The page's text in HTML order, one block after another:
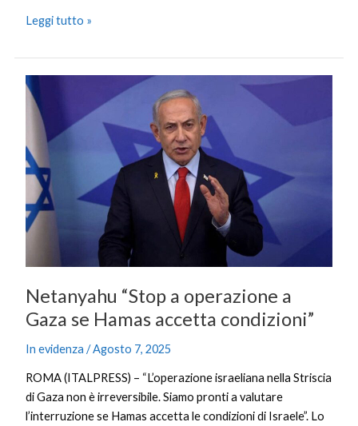
Leggi tutto »
Netanyahu “Stop a operazione a
Gaza se Hamas accetta condizioni”
In evidenza /Agosto 7, 2025
ROMA (ITALPRESS) – “L’operazione israeliana nella Striscia
di Gaza non è irreversibile. Siamo pronti a valutare
l’interruzione se Hamas accetta le condizioni di Israele”. Lo
Netanyahu
“Stop
operazione
a
Gaza
se
Hamas
accetta